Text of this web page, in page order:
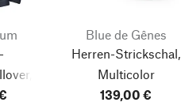
Blue de Gênes
Herren-Strickschal,
Multicolor
139,00 €